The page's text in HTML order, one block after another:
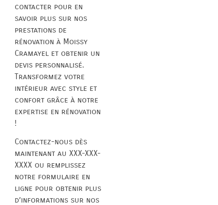
contacter pour en
savoir plus sur nos
prestations de
rénovation à Moissy
Cramayel et obtenir un
devis personnalisé.
Transformez votre
intérieur avec style et
confort grâce à notre
expertise en rénovation
!
Contactez-nous dès
maintenant au XXX-XXX-
XXXX ou remplissez
notre formulaire en
ligne pour obtenir plus
d’informations sur nos